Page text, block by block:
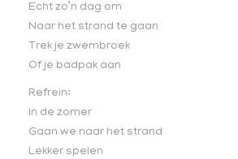
Echt zo’n dag om
Naar het strand te gaan
Trek je zwembroek
Of je badpak aan
Refrein:
In de zomer
Gaan we naar het strand
Lekker spelen